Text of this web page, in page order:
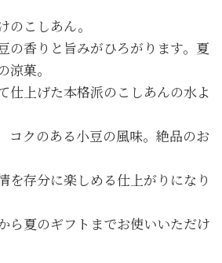
のこしあん。
の香りと旨みがひろがります。夏
菓。
仕上げた本格派のこしあんの水よ
コクのある小豆の風味。絶品のお
を存分に楽しめる仕上がりになり
ら夏のギフトまでお使いいただけ